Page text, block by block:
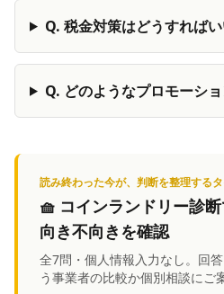
Q. 税金対策はどうすれば
Q. どのようなプロモーシ
読み終わった今が、判断を整理する
🧺 コインランドリー診断
向き不向きを確認
全7問・個人情報入力なし。回
う事業者の比較か個別相談にご